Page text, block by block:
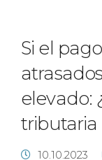
Si el
elevado:
tributaria
10.10.2023